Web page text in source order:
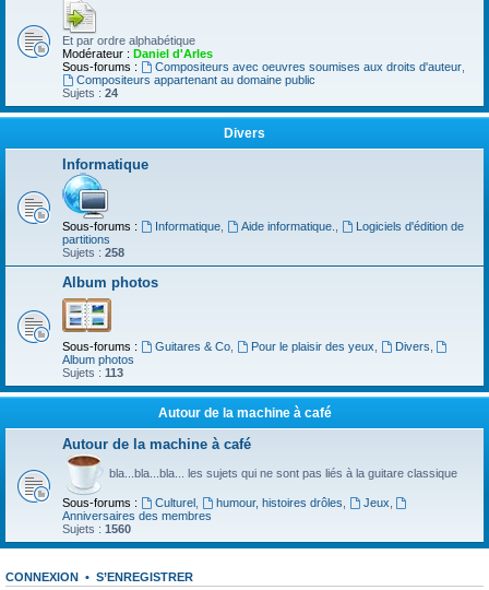
Et par ordre alphabétique
Modérateur : Daniel d'Arles
Sous-forums :
Compositeurs avec oeuvres soumises aux droits d'auteur,
Compositeurs appartenant au domaine public
Sujets : 24
Divers
Informatique
Sous-forums : Informatique, Aide informatique.
Logiciels d'édition de
partitions
Sujets : 258
Album photos
Sous-forums : Guitares & Co, Pour le plaisir des yeux Divers
Album photos
Sujets : 113
Autour de la machine à café
Autour de la machine à café
bla...bla...bla... les sujets qui ne sont pas liés à la guitare classique
Sous-forums : Culturel, humour, histoires drôles Jeux
Anniversaires des membres
Sujets : 1560
CONNEXION • S’ENREGISTRER